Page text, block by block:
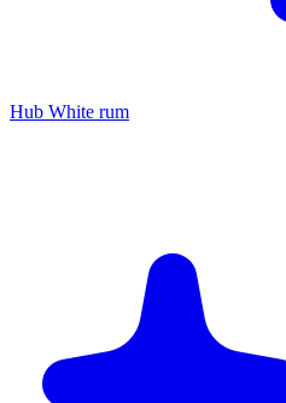
Hub White rum